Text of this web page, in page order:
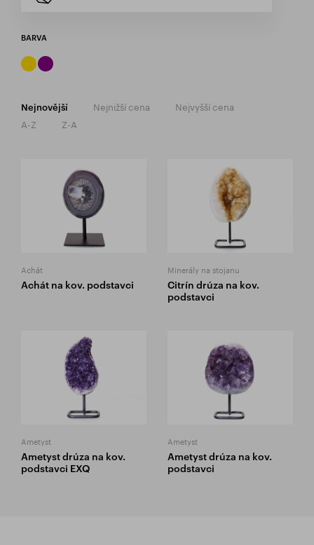
BARVA
Nejnovější Nejnižší cena
Nejvyšší cena
A-Z
Z-A
Achát
Achát na kov. podstavci
Minerály na stojanu
Citrín drúza na kov.
podstavci
Ametyst
Ametyst drúza na kov.
podstavci EXQ
Ametyst
Ametyst drúza na kov.
podstavci